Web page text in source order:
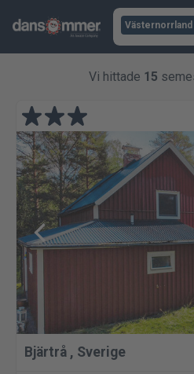
Västernorrland
Vi hittade 15
Bjärtrå , Sverige